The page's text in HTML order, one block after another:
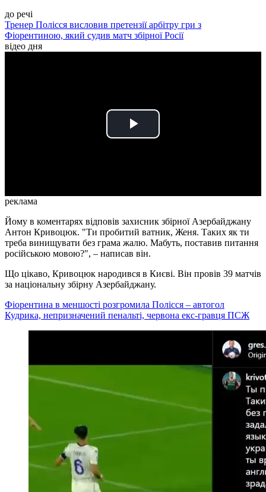
до речі
Тренер Полісся висловив претензії арбітру гри з
Фіорентиною, який судив матч збірної Росії
відео дня
Play
реклама
Йому в коментарях відповів захисник збірної Азербайджану
Антон Кривоцюк. "Ти пробитий ватник, Женя. Таких як ти
треба винищувати без грама жалю. Мабуть, поставив питання
російською мовою?", – написав він.
Що цікаво, Кривоцюк народився в Києві. Він провів 39 матчів
за національну збірну Азербайджану.
Фіорентина в меншості розгромила Полісся – автогол
Кудрика, непризначений пенальті, червона екс-гравця ПСЖ